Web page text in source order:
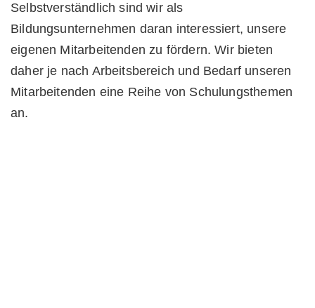
Selbstverständlich sind wir als
Bildungsunternehmen daran interessiert, unsere
eigenen Mitarbeitenden zu fördern. Wir bieten
daher je nach Arbeitsbereich und Bedarf unseren
Mitarbeitenden eine Reihe von Schulungsthemen
an.